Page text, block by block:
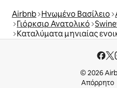
Airbnb Ηνωμένο Βασίλειο
Γιόρκσιρ Ανατολικό
Καταλύματα μηνιαίας
© 2026
Απόρρητο